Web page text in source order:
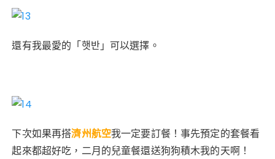
還有我最愛的「햇반」可以選擇。
下次如果再搭濟州航空我一定要訂餐！事先預定的套餐看
起來都超好吃，二月的兒童餐還送狗狗積木我的天啊！